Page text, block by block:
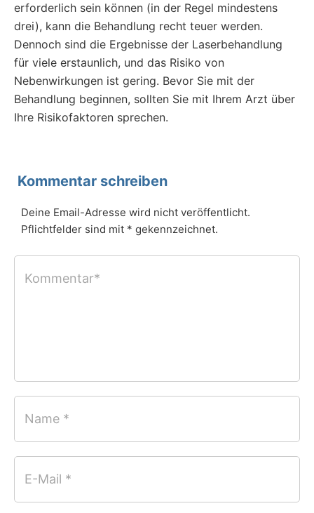
erforderlich sein können (in der Regel mindestens
drei), kann die Behandlung recht teuer werden.
Dennoch sind die Ergebnisse der Laserbehandlung
für viele erstaunlich, und das Risiko von
Nebenwirkungen ist gering. Bevor Sie mit der
Behandlung beginnen, sollten Sie mit Ihrem Arzt über
Ihre Risikofaktoren sprechen.
Kommentar schreiben
Deine Email-Adresse wird nicht veröffentlicht.
Pflichtfelder sind mit * gekennzeichnet.
Kommentar*
Name *
E-Mail *